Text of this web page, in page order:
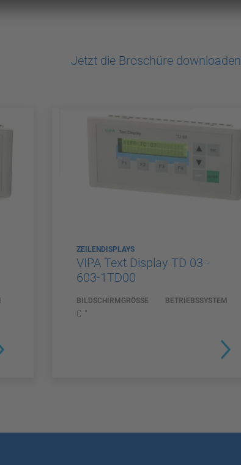
Jetzt die Broschüre downloaden
ZEILENDISPLAYS
VIPA Text Display TD 03 -
603-1TD00
BILDSCHIRMGRÖSSE
0 "
BETRIEBSSYSTEM